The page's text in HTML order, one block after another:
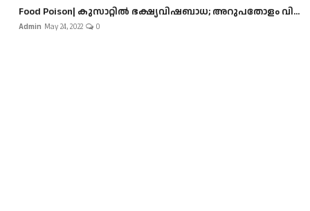
Food Poison| കുസാറ്റില്‍ ഭക്ഷ്യവിഷബാധ; അറുപതോളം വി...
Admin May 24, 2022 0